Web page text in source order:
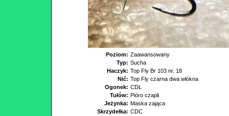
Poziom: Zaawansowany
Typ: Sucha
Haczyk: Top Fly Br 103 nr. 18
Nić: Top Fly czarna dwa włókna
Ogonek: CDL
Tułów: Pióro czapli
Jeżynka: Maska zająca
Skrzydełka: CDC